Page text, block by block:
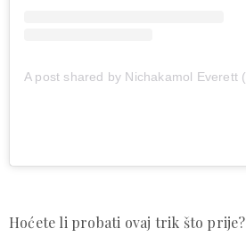
Hoćete li probati ovaj trik što prije?